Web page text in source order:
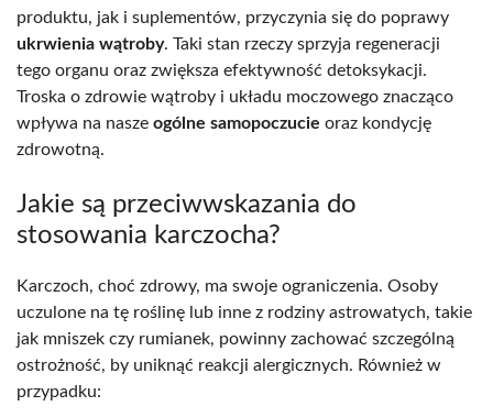
produktu, jak i suplementów, przyczynia się do poprawy
ukrwienia wątroby. Taki stan rzeczy sprzyja regeneracji
tego organu oraz zwiększa efektywność detoksykacji.
Troska o zdrowie wątroby i układu moczowego znacząco
wpływa na nasze ogólne samopoczucie oraz kondycję
zdrowotną.
Jakie są przeciwwskazania do
stosowania karczocha?
Karczoch, choć zdrowy, ma swoje ograniczenia. Osoby
uczulone na tę roślinę lub inne z rodziny astrowatych, takie
jak mniszek czy rumianek, powinny zachować szczególną
ostrożność, by uniknąć reakcji alergicznych. Również w
przypadku: